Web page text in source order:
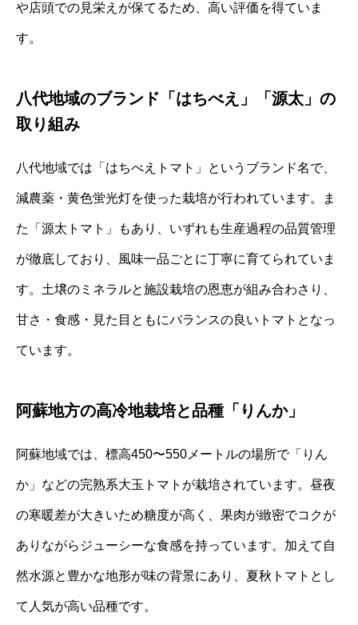
や店頭での見栄えが保てるため、高い評価を得ていま
す。
八代地域のブランド「はちべえ」「源太」の
取り組み
八代地域では「はちべえトマト」というブランド名で、
減農薬・黄色蛍光灯を使った栽培が行われています。ま
た「源太トマト」もあり、いずれも生産過程の品質管理
が徹底しており、風味一品ごとに丁寧に育てられていま
す。土壌のミネラルと施設栽培の恩恵が組み合わさり、
甘さ・食感・見た目ともにバランスの良いトマトとなっ
ています。
阿蘇地方の高冷地栽培と品種「りんか」
阿蘇地域では、標高450〜550メートルの場所で「りん
か」などの完熟系大玉トマトが栽培されています。昼夜
の寒暖差が大きいため糖度が高く、果肉が緻密でコクが
ありながらジューシーな食感を持っています。加えて自
然水源と豊かな地形が味の背景にあり、夏秋トマトとし
て人気が高い品種です。